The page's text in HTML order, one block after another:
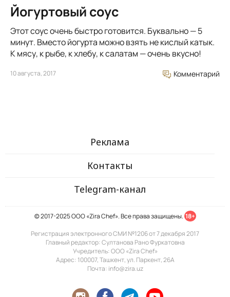
Йогуртовый соус
Этот соус очень быстро готовится. Буквально — 5
минут. Вместо йогурта можно взять не кислый катык.
К мясу, к рыбе, к хлебу, к салатам — очень вкусно!
10 августа, 2017 Комментарий
Реклама
Контакты
Telegram-канал
© 2017-2025 ООО «Zira Chef». Все права защищены. 18+
Регистрация электронного СМИ №1206 от 7 декабря 2017
Главный редактор: Султанова Рано Фуркатовна
Учредитель: ООО «Zira Chef»
Адрес: 100007, Ташкент, ул. Паркент, 26А
Почта: info@zira.uz